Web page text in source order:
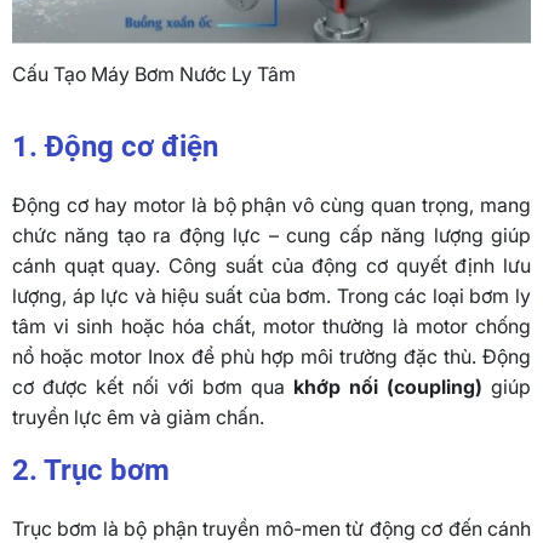
Cấu Tạo Máy Bơm Nước Ly Tâm
1. Động cơ điện
Động cơ hay motor là bộ phận vô cùng quan trọng, mang
chức năng tạo ra động lực – cung cấp năng lượng giúp
cánh quạt quay. Công suất của động cơ quyết định lưu
lượng, áp lực và hiệu suất của bơm. Trong các loại bơm ly
tâm vi sinh hoặc hóa chất, motor thường là motor chống
nổ hoặc motor Inox để phù hợp môi trường đặc thù. Động
cơ được kết nối với bơm qua khớp nối (coupling) giúp
truyền lực êm và giảm chấn.
2. Trục bơm
Trục bơm là bộ phận truyền mô-men từ động cơ đến cánh